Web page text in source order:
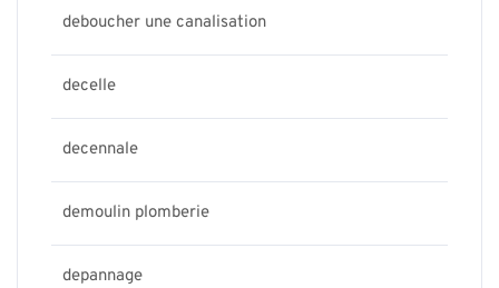
deboucher une canalisation
decelle
decennale
demoulin plomberie
depannage